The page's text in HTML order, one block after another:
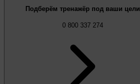
Подберём тренажёр под ваши цели
0 800 337 274